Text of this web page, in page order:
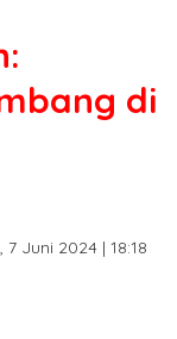
di
7 Juni 2024 | 18:18